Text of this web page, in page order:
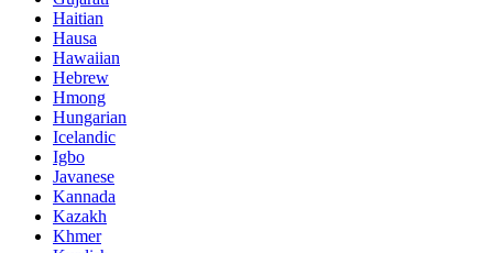
Haitian
Hausa
Hawaiian
Hebrew
Hmong
Hungarian
Icelandic
Igbo
Javanese
Kannada
Kazakh
Khmer